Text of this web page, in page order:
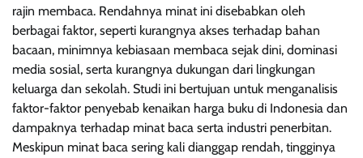
rajin membaca. Rendahnya minat ini disebabkan oleh
berbagai faktor, seperti kurangnya akses terhadap bahan
bacaan, minimnya kebiasaan membaca sejak dini, dominasi
media sosial, serta kurangnya dukungan dari lingkungan
keluarga dan sekolah. Studi ini bertujuan untuk menganalisis
faktor-faktor penyebab kenaikan harga buku di Indonesia dan
dampaknya terhadap minat baca serta industri penerbitan.
Meskipun minat baca sering kali dianggap rendah, tingginya